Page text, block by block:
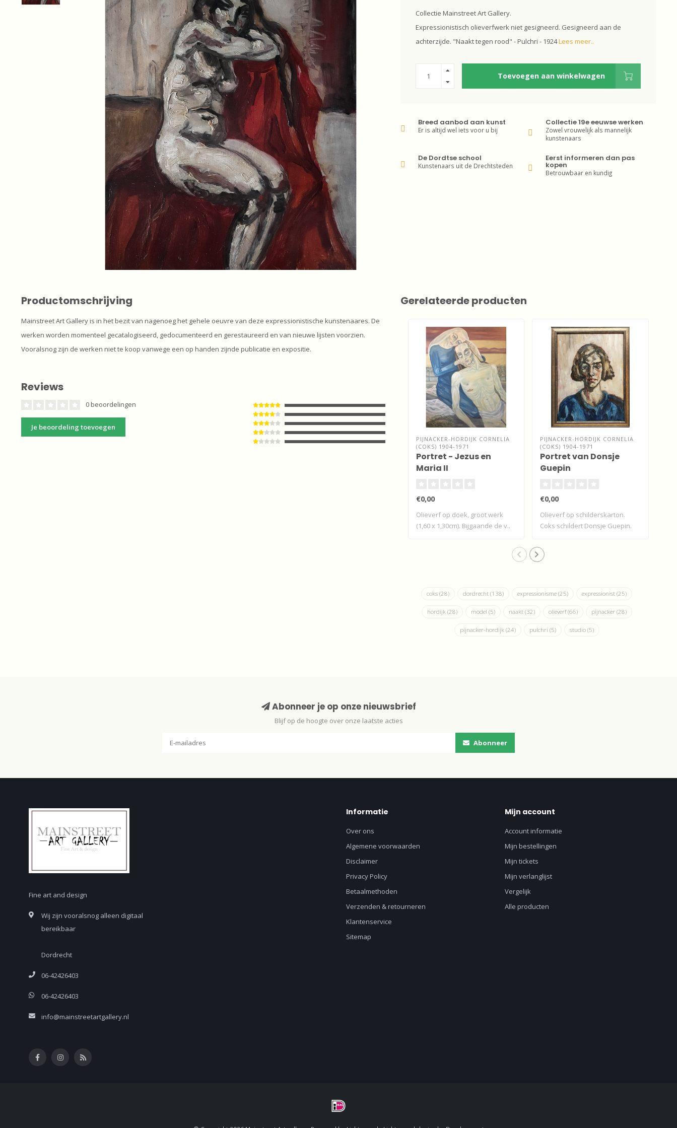
Collectie Mainstreet Art Gallery.
Expressionistisch olieverfwerk niet gesigneerd. Gesigneerd aan de
achterzijde. "Naakt tegen rood" - Pulchri - 1924Lees meer..
Toevoegen aan winkelwagen
Breed aanbod aan kunst
Er is altijd wel iets voor u bij
Collectie 19e eeuwse werken
Zowel vrouwelijk als mannelijk
kunstenaars
De Dordtse school
Kunstenaars uit de Drechtsteden
Eerst informeren dan pas
kopen
Betrouwbaar en kundig
Productomschrijving
Mainstreet Art Gallery is in het bezit van nagenoeg het gehele oeuvre van deze expressionistische kunstenaares. De
werken worden momenteel gecatalogiseerd, gedocumenteerd en gerestaureerd en van nieuwe lijsten voorzien.
Vooralsnog zijn de werken niet te koop vanwege een op handen zijnde publicatie en expositie.
Reviews
0 beoordelingen
Je beoordeling toevoegen
Gerelateerde producten
PIJNACKER-HORDIJK CORNELIA
(COKS) 1904-1971
Portret - Jezus en
Maria II
€0,00
Olieverf op doek, groot werk
(1,60 x 1,30cm). Bijgaande de v..
PIJNACKER-HORDIJK CORNELIA
(COKS) 1904-1971
Portret van Donsje
Guepin
€0,00
Olieverf op schilderskarton.
Coks schildert Donsje Guepin.
coks(28) dordrecht(138) expressionisme(25) expressionist(25)
hordijk (28) model (5) naakt (32) olieverf(66) pijnacker (28)
pijnacker-hordijk (24) pulchri (5) studio (5)
Abonneer je op onze nieuwsbrief
Blijf op de hoogte over onze laatste acties
Abonneer
Fine art and design
Wij zijn vooralsnog alleen digitaal
bereikbaar
Dordrecht
06-42426403
06-42426403
info@mainstreetartgallery.nl
Informatie
Over ons
Algemene voorwaarden
Disclaimer
Privacy Policy
Betaalmethoden
Verzenden & retourneren
Klantenservice
Sitemap
Mijn account
Account informatie
Mijn bestellingen
Mijn tickets
Mijn verlanglijst
Vergelijk
Alle producten